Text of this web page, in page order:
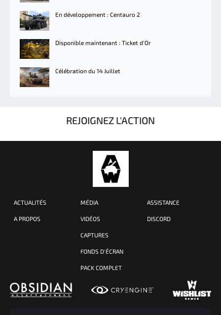
En développement : Centauro 2
Disponible maintenant : Ticket d'Or
Célébration du 14 Juillet
REJOIGNEZ L'ACTION
ACTUALITÉS
A PROPOS
MÉDIA
VIDÉOS
CAPTURES
FONDS D'ÉCRAN
PACK COMPLET
ASSISTANCE
DISCORD